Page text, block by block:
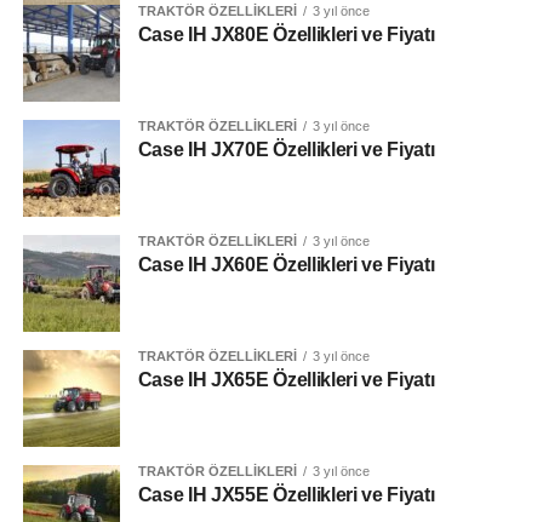
AdBlue Deposu
[adinserter block=”5″]
Motor
Model Kodu
–
Maksimum Güç – (ECE R120)
Nominal Güç – (ECE R120)
65 Hp
Emiş Tipi
Turbo
Case IH JX70E FAZ V
Beygir Gücü
Tork
291 Nm
Vites Seçeneği
12 + 12
Silindir Hacmi
3 / 2,9 L
Kaldırma Kapasitesi
2700 Kg
TRAKTÖR ÖZELLIKLERI 3 yıl önce
Case IH JX80E Özellikleri ve Fiyatı
TRAKTÖR ÖZELLIKLERI 3 yıl önce
Case IH JX70E Özellikleri ve Fiyatı
TRAKTÖR ÖZELLIKLERI 3 yıl önce
Case IH JX60E Özellikleri ve Fiyatı
TRAKTÖR ÖZELLIKLERI 3 yıl önce
Case IH JX65E Özellikleri ve Fiyatı
TRAKTÖR ÖZELLIKLERI 3 yıl önce
Case IH JX55E Özellikleri ve Fiyatı